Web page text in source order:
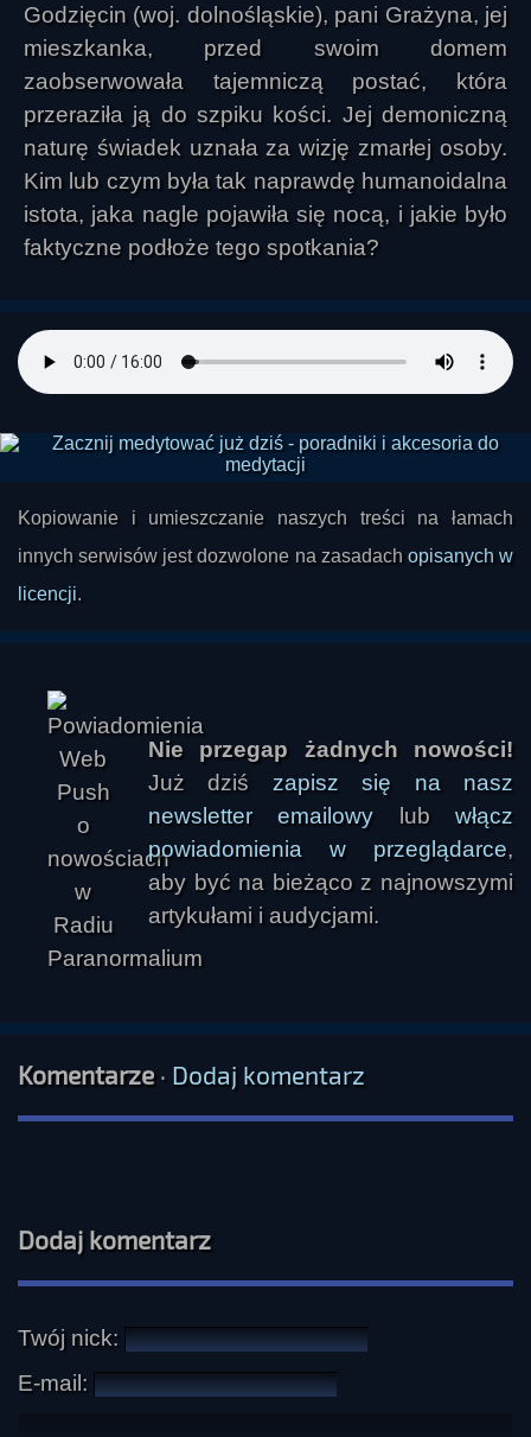
Godzięcin (woj. dolnośląskie), pani Grażyna, jej
mieszkanka, przed swoim domem
zaobserwowała tajemniczą postać, która
przeraziła ją do szpiku kości. Jej demoniczną
naturę świadek uznała za wizję zmarłej osoby.
Kim lub czym była tak naprawdę humanoidalna
istota, jaka nagle pojawiła się nocą, i jakie było
faktyczne podłoże tego spotkania?
Kopiowanie i umieszczanie naszych treści na łamach
innych serwisów jest dozwolone na zasadach opisanych w
licencji.
Nie przegap żadnych nowości!
Już dziś zapisz się na nasz
newsletter emailowy lubwłącz
powiadomienia w przeglądarce,
aby być na bieżąco z najnowszymi
artykułami i audycjami.
Komentarze· Dodaj komentarz
Dodaj komentarz
Twój nick:
E-mail: